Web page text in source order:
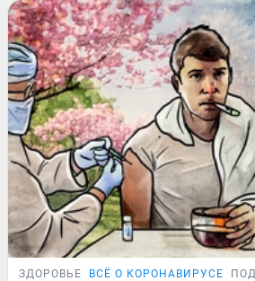
ЗДОРОВЬЕ ВСЁ О КОРОНАВИРУСЕ